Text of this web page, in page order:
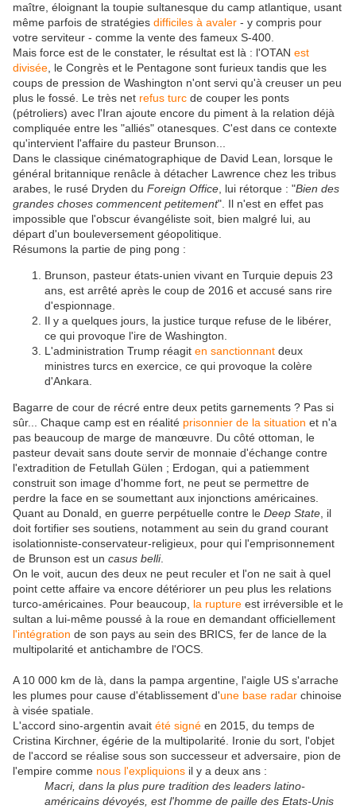
maître, éloignant la toupie sultanesque du camp atlantique, usant
même parfois de stratégies difficiles à avaler - y compris pour
votre serviteur - comme la vente des fameux S-400.
Mais force est de le constater, le résultat est là : l'OTAN est
divisée , le Congrès et le Pentagone sont furieux tandis que les
coups de pression de Washington n'ont servi qu'à creuser un peu
plus le fossé. Le très net refus turc de couper les ponts
(pétroliers) avec l'Iran ajoute encore du piment à la relation déjà
compliquée entre les "alliés" otanesques. C'est dans ce contexte
qu'intervient l'affaire du pasteur Brunson...
Dans le classique cinématographique de David Lean, lorsque le
général britannique renâcle à détacher Lawrence chez les tribus
arabes, le rusé Dryden du Foreign Office , lui rétorque : "Bien des
grandes choses commencent petitement". Il n'est en effet pas
impossible que l'obscur évangéliste soit, bien malgré lui, au
départ d'un bouleversement géopolitique.
Résumons la partie de ping pong :
Brunson, pasteur états-unien vivant en Turquie depuis 23
ans, est arrêté après le coup de 2016 et accusé sans rire
d'espionnage.
Il y a quelques jours, la justice turque refuse de le libérer,
ce qui provoque l'ire de Washington.
L'administration Trump réagit en sanctionnant deux
ministres turcs en exercice, ce qui provoque la colère
d'Ankara.
Bagarre de cour de récré entre deux petits garnements ? Pas si
sûr... Chaque camp est en réalité prisonnier de la situation et n'a
pas beaucoup de marge de manœuvre. Du côté ottoman, le
pasteur devait sans doute servir de monnaie d'échange contre
l'extradition de Fetullah Gülen ; Erdogan, qui a patiemment
construit son image d'homme fort, ne peut se permettre de
perdre la face en se soumettant aux injonctions américaines.
Quant au Donald, en guerre perpétuelle contre le Deep State , il
doit fortifier ses soutiens, notamment au sein du grand courant
isolationniste-conservateur-religieux, pour qui l'emprisonnement
de Brunson est un casus belli.
On le voit, aucun des deux ne peut reculer et l'on ne sait à quel
point cette affaire va encore détériorer un peu plus les relations
turco-américaines. Pour beaucoup, la rupture est irréversible et le
sultan a lui-même poussé à la roue en demandant officiellement
l'intégration de son pays au sein des BRICS, fer de lance de la
multipolarité et antichambre de l'OCS.
A 10 000 km de là, dans la pampa argentine, l'aigle US s'arrache
les plumes pour cause d'établissement d'une base radar chinoise
à visée spatiale.
L'accord sino-argentin avait été signé en 2015, du temps de
Cristina Kirchner, égérie de la multipolarité. Ironie du sort, l'objet
de l'accord se réalise sous son successeur et adversaire, pion de
l'empire comme nous l'expliquions il y a deux ans :
Macri, dans la plus pure tradition des leaders latino-
américains dévoyés, est l'homme de paille des Etats-Unis